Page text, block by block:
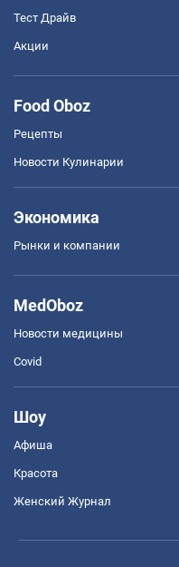
Тест Драйв
Акции
Food Oboz
Рецепты
Новости Кулинарии
Экономика
Рынки и компании
MedOboz
Новости медицины
Covid
Шоу
Афиша
Красота
Женский Журнал